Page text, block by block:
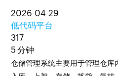
2026-04-29
低代码平台
317
5 分钟
仓储管理系统主要用于管理仓库